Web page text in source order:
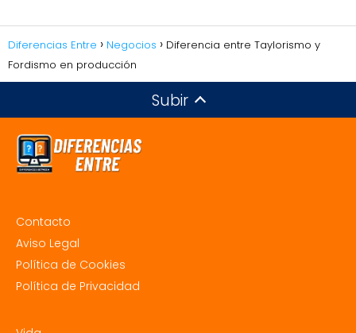
Diferencias Entre Negocios
Diferencia entre Taylorismo y
Fordismo en producción
Subir
Contacto
Aviso Legal
Política de Cookies
Política de Privacidad